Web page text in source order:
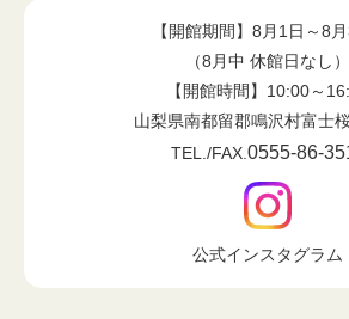
【開館期間】8月1日～8
（8月中 休館日なし）
【開館時間】10:00～
山梨県南都留郡鳴沢村富士
TEL./FAX. 0555-86-
公式インスタグラム